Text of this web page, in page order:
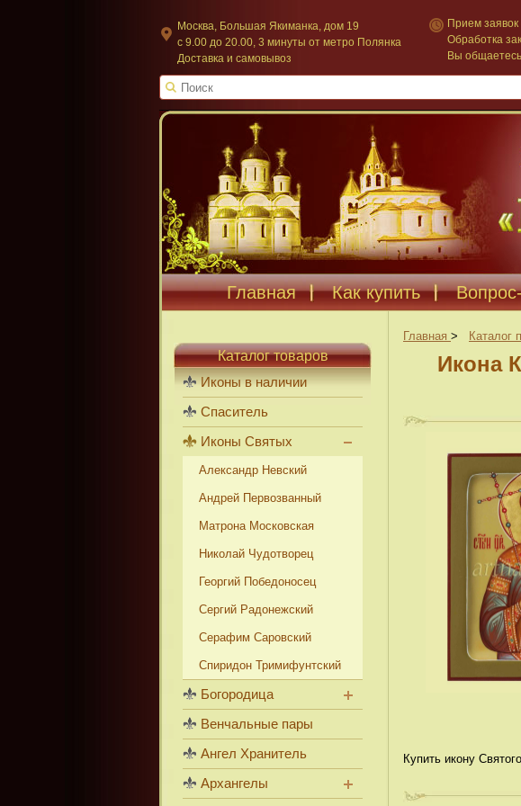
Москва, Большая Якиманка, дом 19
c 9.00 до 20.00, 3 минуты от метро Полянка
Доставка и самовывоз
Прием заявок
Обработка
Вы
Главная Как купить
Главная > Каталог
Икона
Купить икону
Каталог товаров
Иконы в наличии
Спаситель
Иконы Святых
Александр Невский
Андрей Первозванный
Матрона Московская
Николай Чудотворец
Георгий Победоносец
Сергий Радонежский
Серафим Саровский
Спиридон Тримифунтский
Богородица
Венчальные пары
Ангел Хранитель
Архангелы